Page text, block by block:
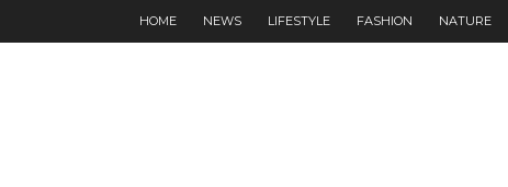
HOME NEWS LIFESTYLE FASHION NATURE